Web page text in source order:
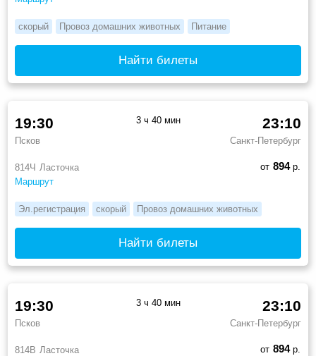
скорый Провоз домашних животных Питание
Найти билеты
814Ч Ласточка
Маршрут
19:30
Псков
23:10
Санкт-Петербург
3 ч 40 мин
от 894р.
Эл.регистрация скорый Провоз домашних животных
Найти билеты
814В Ласточка
19:30
Псков
23:10
Санкт-Петербург
3 ч 40 мин
от 894р.